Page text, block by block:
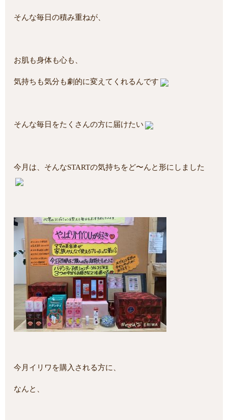
そんな毎日の積み重ねが、
お肌も身体も心も、
気持ちも気分も劇的に変えてくれるんです
そんな毎日をたくさんの方に届けたい
今月は、そんなSTARTの気持ちをど〜んと形にしました
今月イリワを購入される方に、
なんと、